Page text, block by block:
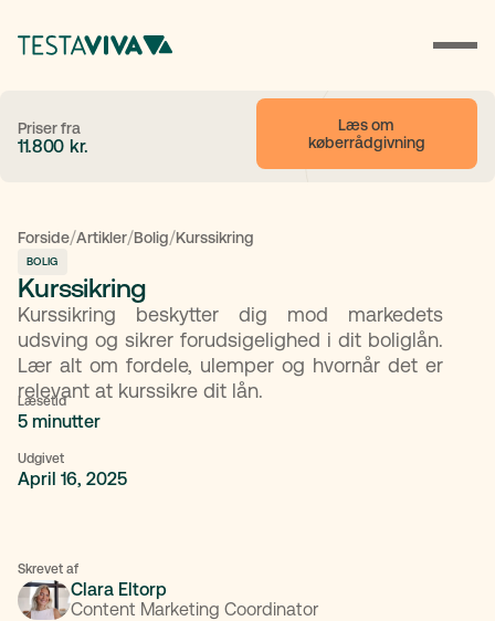
Priser fra
11.800 kr.
Læs om
køberrådgivning
Forside/Artikler/Bolig/Kurssikring
BOLIG
Kurssikring
Kurssikring beskytter dig mod markedets
udsving og sikrer forudsigelighed i dit boliglån.
Lær alt om fordele, ulemper og hvornår det er
relevant at kurssikre dit lån.
Læsetid
5 minutter
Udgivet
April 16, 2025
Skrevet af
Clara Eltorp
Content Marketing Coordinator